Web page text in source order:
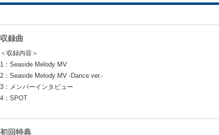
収録曲
＜収録内容＞
1：Seaside Melody MV
2：Seaside Melody MV -Dance ver.-
3：メンバーインタビュー
4：SPOT
初回特典